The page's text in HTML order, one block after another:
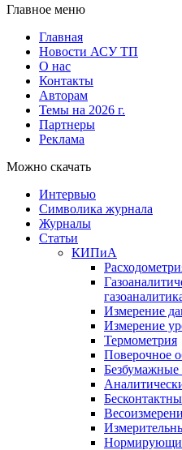
Главное меню
Главная
Новости АСУ ТП
О нас
Контакты
Авторам
Темы на 2026 г.
Партнеры
Реклама
Можно скачать
Интервью
Символика журнала
Журналы
Статьи
КИПиА
Измерение
Измерение
Термометрия
Поверочное
Безбумажные